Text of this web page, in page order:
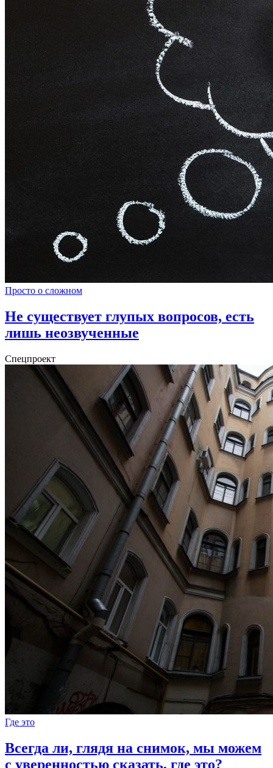
Просто о сложном
Не существует глупых вопросов, есть
лишь неозвученные
Спецпроект
Где это
Всегда ли, глядя на снимок, мы можем
с уверенностью сказать, где это?